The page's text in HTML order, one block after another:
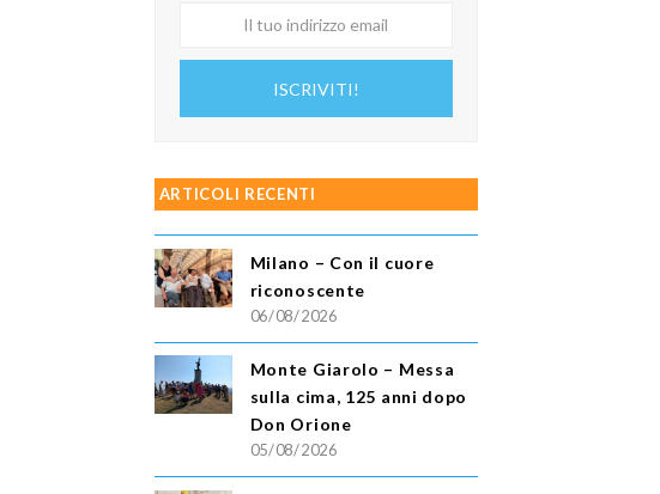
ISCRIVITI!
ARTICOLI RECENTI
Milano – Con il cuore
riconoscente
06/08/2026
Monte Giarolo – Messa
sulla cima, 125 anni dopo
Don Orione
05/08/2026